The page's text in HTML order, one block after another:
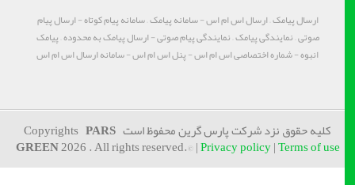
ارسال پیامک – ارسال اس ام اس - سامانه پیامک – سامانه پیام کوتاه - ارسال پیام
صوتی – نمایندگی پیامک – نمایندگی پیام صوتی - ارسال پیامک به محدوده – پیامک
انبوه - شماره اختصاصی اس ام اس - پنل اس ام اس - سامانه ارسال اس ام اس
کلیه حقوق نزد شرکت پارس گرین محفوظ است CopyrightsPARS
GREEN2026 . All rights reserved.© |Privacy policy|Terms of use